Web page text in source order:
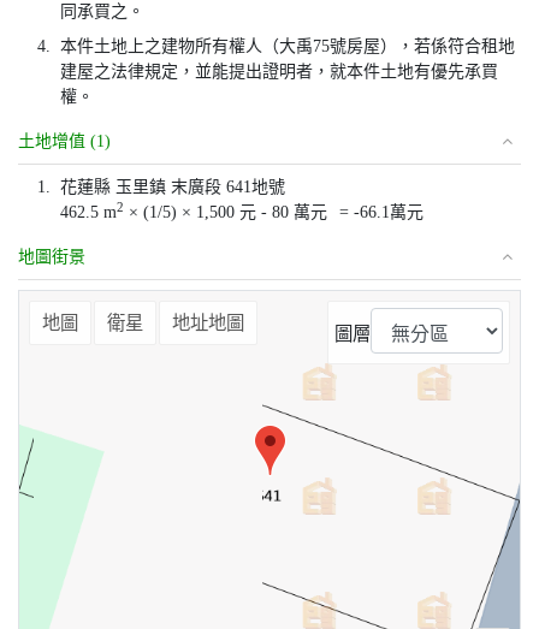
同承買之。
4. 本件土地上之建物所有權人（大禹75號房屋），若係符合租地
建屋之法律規定，並能提出證明者，就本件土地有優先承買
權。
土地增值 (1)
1. 花蓮縣 玉里鎮 末廣段 641地號
462.5 m2 × (1/5) × 1,500 元 - 80 萬元 = -66.1萬元
地圖街景
⤢
地圖 衛星 地址地圖
圖層